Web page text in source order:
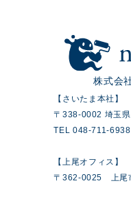
株式会
【さいたま本社】
〒338-0002 埼玉
TEL 048-711-6938
【上尾オフィス】
〒362-0025 上尾